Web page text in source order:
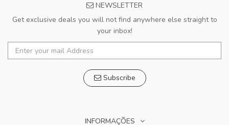
NEWSLETTER
Get exclusive deals you will not find anywhere else straight to
your inbox!
Subscribe
INFORMAÇÕES